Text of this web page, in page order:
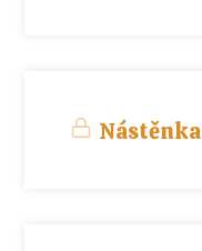
Nástěnka